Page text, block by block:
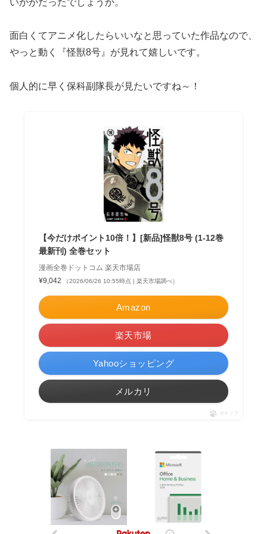
面白くてアニメ化したらいいなと思っていた作品なので、
やっと動く『怪獣8号』が見れて嬉しいです。
個人的に早く保科副隊長が見たいですね～！
【今だけポイント10倍！】[新品]怪獣8号 (1-12巻
最新刊) 全巻セット
漫画全巻ドットコム 楽天市場店
¥9,042
（2026/06/26 10:55時点 | 楽天市場調べ）
Amazon
楽天市場
Yahooショッピング
メルカリ
ポチップ